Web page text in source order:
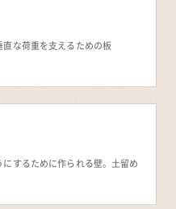
な荷重を支えるための板
するために作られる壁。土留め